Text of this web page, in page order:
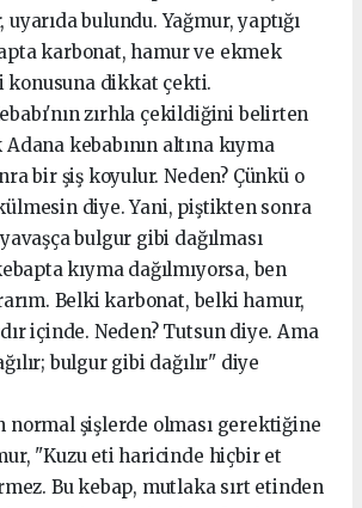
uyarıda bulundu. Yağmur, yaptığı
karbonat, hamur ve ekmek
konusuna dikkat çekti.
zırhla çekildiğini belirten
kebabının altına kıyma
bir şiş koyulur. Neden? Çünkü o
diye. Yani, piştikten sonra
bulgur gibi dağılması
kıyma dağılmıyorsa, ben
Belki karbonat, belki hamur,
içinde. Neden? Tutsun diye. Ama
bulgur gibi dağılır" diye
normal şişlerde olması gerektiğine
"Kuzu eti haricinde hiçbir et
Bu kebap, mutlaka sırt etinden